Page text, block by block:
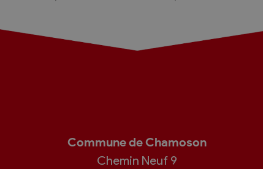
Commune de Chamoson
Chemin Neuf 9